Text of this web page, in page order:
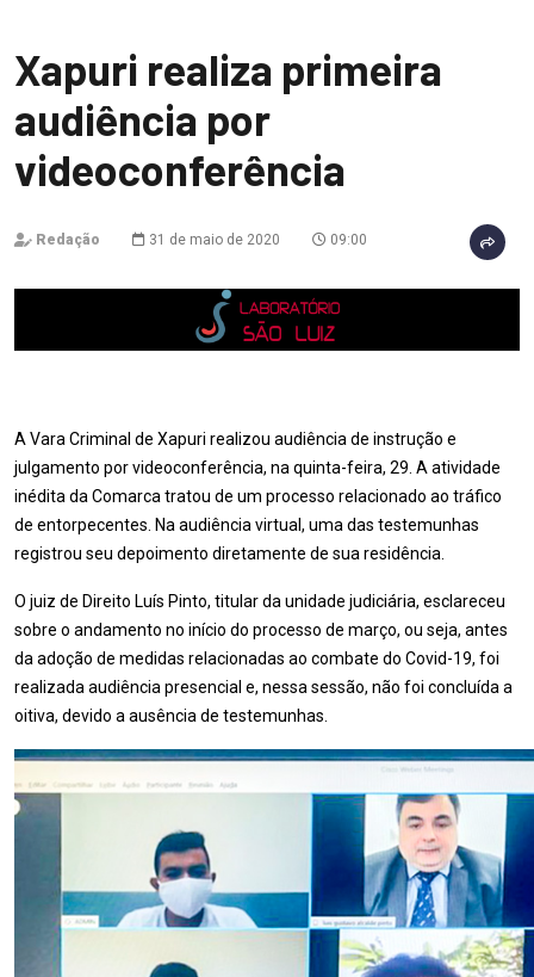
Xapuri realiza primeira
audiência por
videoconferência
Redação 31 de maio de 2020 09:00
A Vara Criminal de Xapuri realizou audiência de instrução e
julgamento por videoconferência, na quinta-feira, 29. A atividade
inédita da Comarca tratou de um processo relacionado ao tráfico
de entorpecentes. Na audiência virtual, uma das testemunhas
registrou seu depoimento diretamente de sua residência.
O juiz de Direito Luís Pinto, titular da unidade judiciária, esclareceu
sobre o andamento no início do processo de março, ou seja, antes
da adoção de medidas relacionadas ao combate do Covid-19, foi
realizada audiência presencial e, nessa sessão, não foi concluída a
oitiva, devido a ausência de testemunhas.